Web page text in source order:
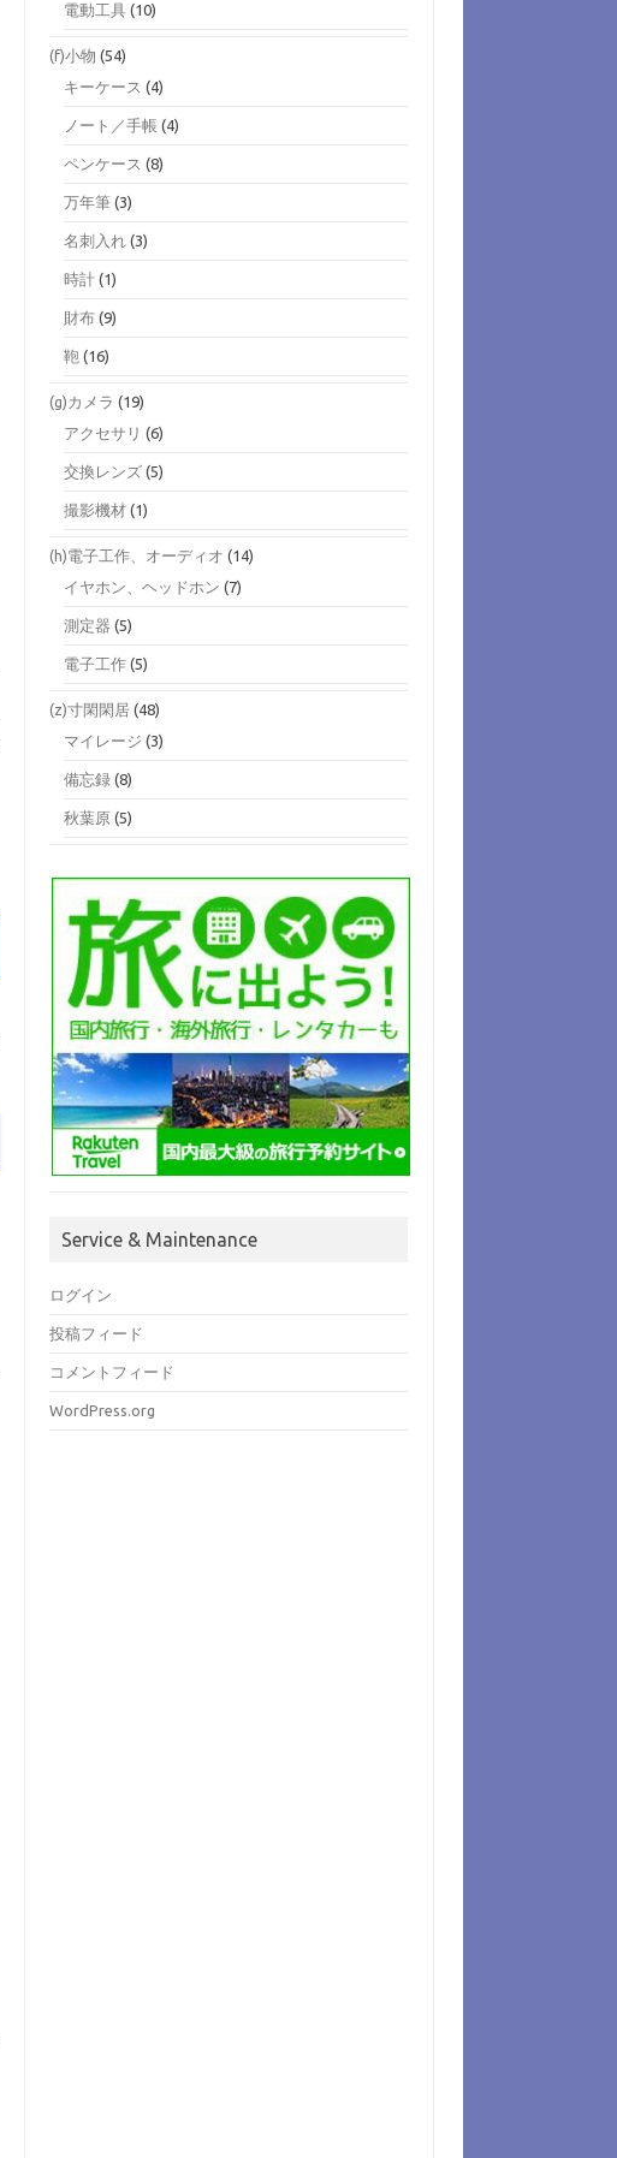
電動工具 (10)
(f)小物 (54)
キーケース (4)
ノート／手帳 (4)
ペンケース (8)
万年筆 (3)
名刺入れ (3)
時計 (1)
財布 (9)
鞄 (16)
(g)カメラ (19)
アクセサリ (6)
交換レンズ (5)
撮影機材 (1)
(h)電子工作、オーディオ (14)
イヤホン、ヘッドホン (7)
測定器 (5)
電子工作 (5)
(z)寸閑閑居 (48)
マイレージ (3)
備忘録 (8)
秋葉原 (5)
Service & Maintenance
ログイン
投稿フィード
コメントフィード
WordPress.org